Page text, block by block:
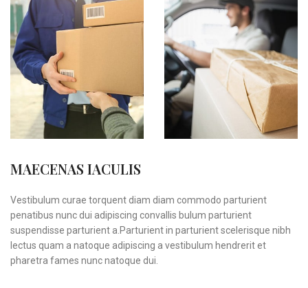
MAECENAS IACULIS
Vestibulum curae torquent diam diam commodo parturient
penatibus nunc dui adipiscing convallis bulum parturient
suspendisse parturient a.Parturient in parturient scelerisque nibh
lectus quam a natoque adipiscing a vestibulum hendrerit et
pharetra fames nunc natoque dui.